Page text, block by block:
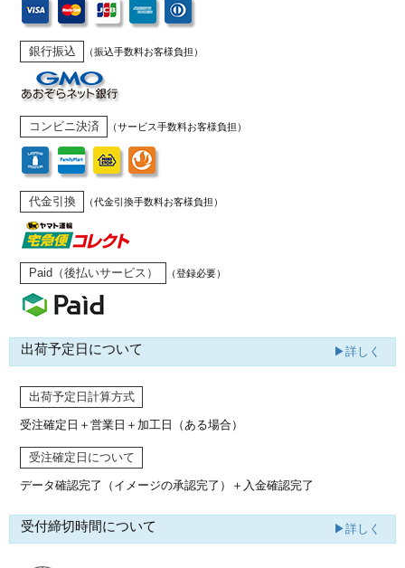
銀行振込 （振込手数料お客様負担）
コンビニ決済 （サービス手数料お客様負担）
代金引換 （代金引換手数料お客様負担）
Paid（後払いサービス） （登録必要）
出荷予定日について ▶詳しく
出荷予定日計算方式
受注確定日＋営業日＋加工日（ある場合）
受注確定日について
データ確認完了（イメージの承認完了） ＋入金確認完了
受付締切時間について ▶詳しく